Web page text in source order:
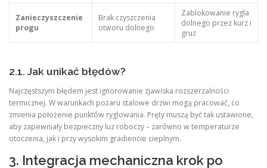
Zanieczyszczenie
progu
Brak czyszczenia
otworu dolnego
Zablokowanie rygla
dolnego przez kurz i
gruz
2.1. Jak unikać błędów?
Najczęstszym błędem jest ignorowanie zjawiska rozszerzalności
termicznej. W warunkach pożaru stalowe drzwi mogą pracować, co
zmienia położenie punktów ryglowania. Pręty muszą być tak ustawione,
aby zapewniały bezpieczny luz roboczy – zarówno w temperaturze
otoczenia, jak i przy wysokim gradiencie cieplnym.
3. Integracja mechaniczna krok po